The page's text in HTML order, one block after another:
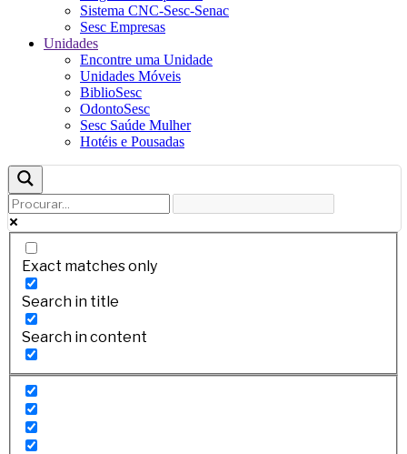
Sistema CNC-Sesc-Senac
Sesc Empresas
Unidades
Encontre uma Unidade
Unidades Móveis
BiblioSesc
OdontoSesc
Sesc Saúde Mulher
Hotéis e Pousadas
Exact matches only
Search in title
Search in content